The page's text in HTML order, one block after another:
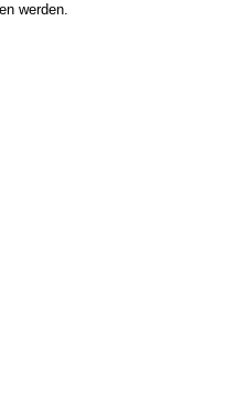
werden.